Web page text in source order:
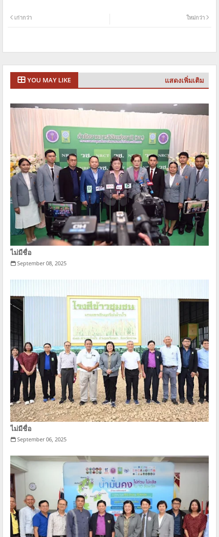
ใหม่กว่า
เก่ากว่า
YOU MAY LIKE แสดงเพิ่มเติม
ไม่มีชื่อ
September 08, 2025
ไม่มีชื่อ
September 06, 2025